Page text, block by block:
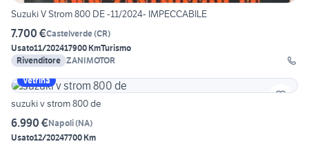
Suzuki V Strom 800 DE -11/2024- IMPECCABILE
7.700 €Castelverde(CR)
Usato11/202417900 KmTurismo
Rivenditore ZANIMOTOR
Vetrina
suzuki v strom 800 de
6.990 €Napoli(NA)
Usato12/20247700 Km